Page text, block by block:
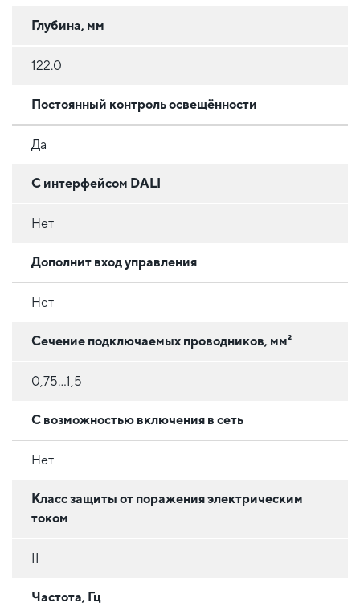
Глубина, мм
122.0
Постоянный контроль освещённости
Да
С интерфейсом DALI
Нет
Дополнит вход управления
Нет
Сечение подключаемых проводников, мм²
0,75...1,5
C возможностью включения в сеть
Нет
Класс защиты от поражения электрическим
током
II
Частота, Гц